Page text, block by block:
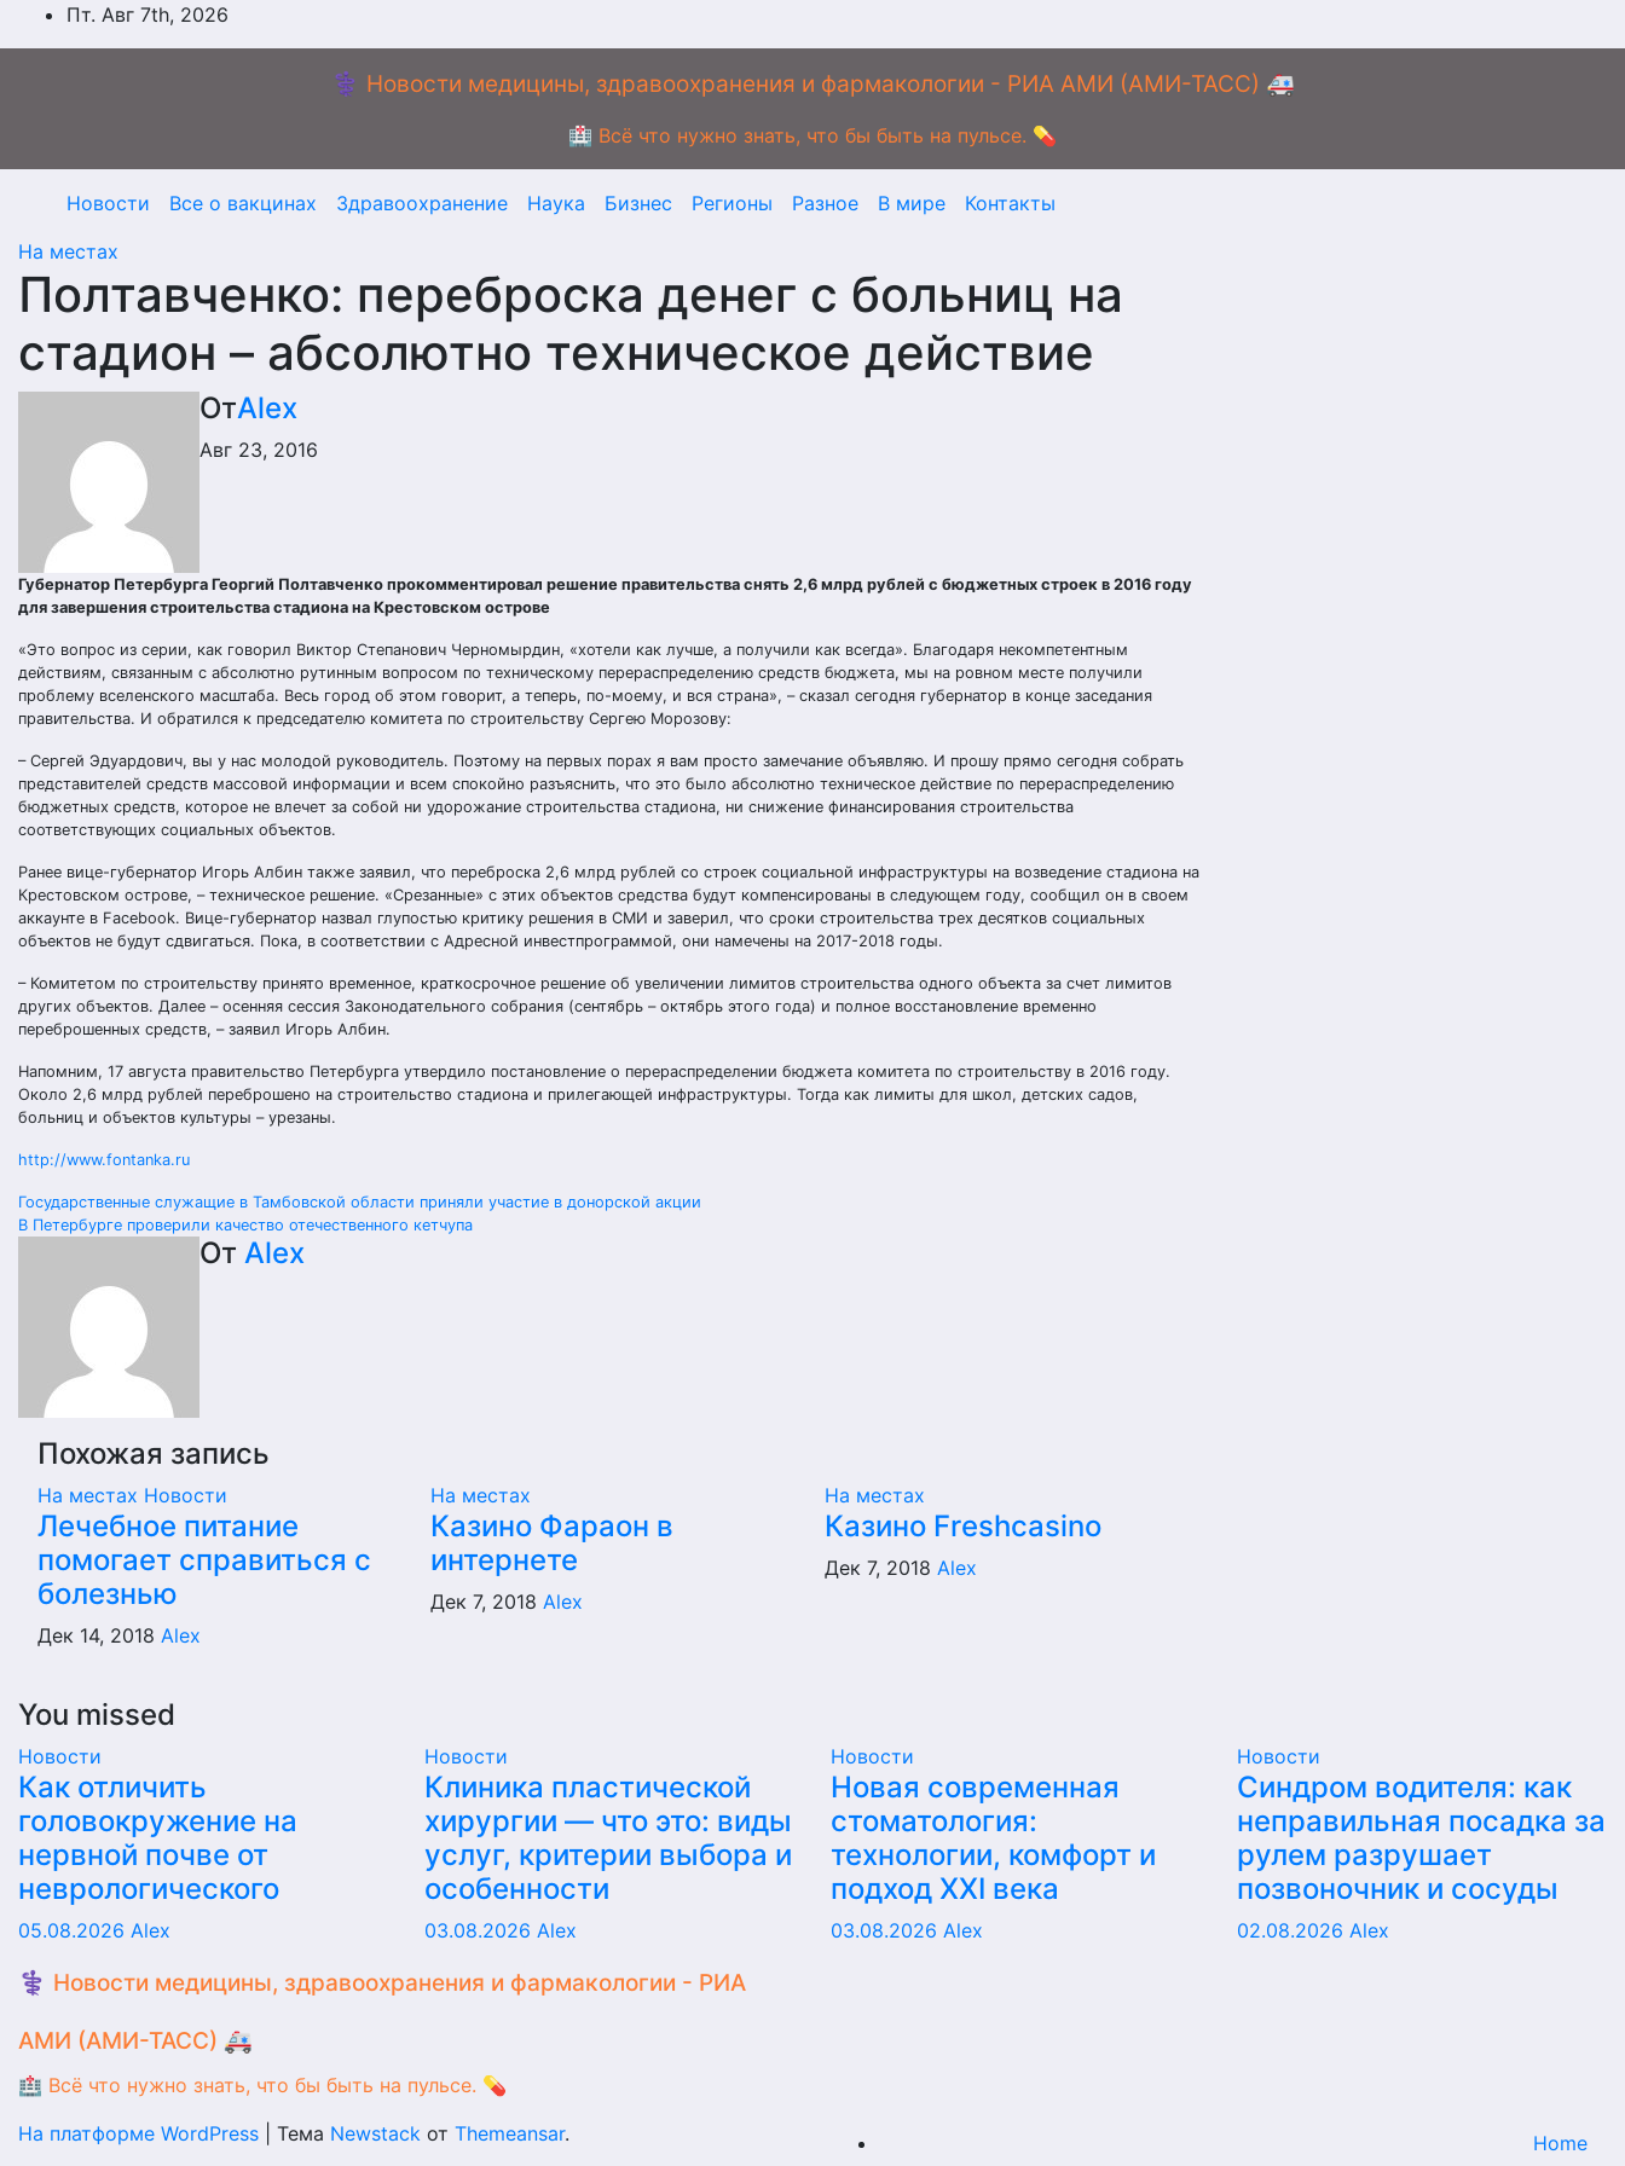
Перейти
к
Пт. Авг 7th, 2026
⚕️ Новости медицины, здравоохранения и фармакологии - РИА АМИ (АМИ-ТАСС) 🚑
🏥 Всё что нужно знать, что бы быть на пульсе. 💊
Новости Все о вакцинах Здравоохранение Наука Бизнес Регионы Разное В мире
Контакты
На местах
Полтавченко: переброска денег с больниц на
стадион – абсолютно техническое действие
ОтAlex
Авг 23, 2016
Губернатор Петербурга Георгий Полтавченко прокомментировал решение правительства снять 2,6 млрд рублей с бюджетных строек в 2016 году
для завершения строительства стадиона на Крестовском острове
«Это вопрос из серии, как говорил Виктор Степанович Черномырдин, «хотели как лучше, а получили как всегда». Благодаря некомпетентным
действиям, связанным с абсолютно рутинным вопросом по техническому перераспределению средств бюджета, мы на ровном месте получили
проблему вселенского масштаба. Весь город об этом говорит, а теперь, по-моему, и вся страна», – сказал сегодня губернатор в конце заседания
правительства. И обратился к председателю комитета по строительству Сергею Морозову:
– Сергей Эдуардович, вы у нас молодой руководитель. Поэтому на первых порах я вам просто замечание объявляю. И прошу прямо сегодня собрать
представителей средств массовой информации и всем спокойно разъяснить, что это было абсолютно техническое действие по перераспределению
бюджетных средств, которое не влечет за собой ни удорожание строительства стадиона, ни снижение финансирования строительства
соответствующих социальных объектов.
Ранее вице-губернатор Игорь Албин также заявил, что переброска 2,6 млрд рублей со строек социальной инфраструктуры на возведение стадиона на
Крестовском острове, – техническое решение. «Срезанные» с этих объектов средства будут компенсированы в следующем году, сообщил он в своем
аккаунте в Facebook. Вице-губернатор назвал глупостью критику решения в СМИ и заверил, что сроки строительства трех десятков социальных
объектов не будут сдвигаться. Пока, в соответствии с Адресной инвестпрограммой, они намечены на 2017-2018 годы.
– Комитетом по строительству принято временное, краткосрочное решение об увеличении лимитов строительства одного объекта за счет лимитов
других объектов. Далее – осенняя сессия Законодательного собрания (сентябрь – октябрь этого года) и полное восстановление временно
переброшенных средств, – заявил Игорь Албин.
Напомним, 17 августа правительство Петербурга утвердило постановление о перераспределении бюджета комитета по строительству в 2016 году.
Около 2,6 млрд рублей переброшено на строительство стадиона и прилегающей инфраструктуры. Тогда как лимиты для школ, детских садов,
больниц и объектов культуры – урезаны.
http://www.fontanka.ru
Навигация
записям
Государственные служащие в Тамбовской области приняли участие в донорской акции
В Петербурге проверили качество отечественного кетчупа
От Alex
Похожая запись
На местах Новости
Лечебное питание
помогает справиться с
болезнью
Дек 14, 2018 Alex
На местах
Казино Фараон в
интернете
Дек 7, 2018Alex
На местах
Казино Freshcasino
Дек 7, 2018 Alex
You missed
Новости
Как отличить
головокружение на
нервной почве от
неврологического
05.08.2026 Alex
Новости
Клиника пластической
хирургии — что это: виды
услуг, критерии выбора и
особенности
03.08.2026 Alex
Новости
Новая современная
стоматология:
технологии, комфорт и
подход XXI века
03.08.2026 Alex
Новости
Синдром водителя: как
неправильная посадка за
рулем разрушает
позвоночник и сосуды
02.08.2026 Alex
⚕️ Новости медицины, здравоохранения и фармакологии - РИА
АМИ (АМИ-ТАСС) 🚑
🏥 Всё что нужно знать, что бы быть на пульсе. 💊
На платформе WordPress
Тема Newstack от Themeansar. Home